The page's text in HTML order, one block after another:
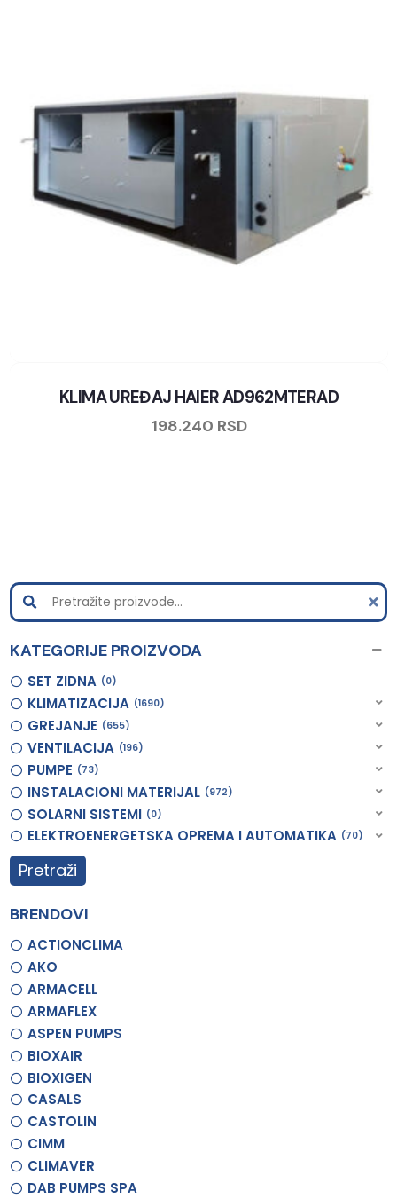
KLIMA UREĐAJ HAIER AD962MTERAD
198.240 RSD
KATEGORIJE PROIZVODA
SET ZIDNA 0
KLIMATIZACIJA 1690
GREJANJE 655
VENTILACIJA 196
PUMPE 73
INSTALACIONI MATERIJAL 972
SOLARNI SISTEMI 0
ELEKTROENERGETSKA OPREMA I AUTOMATIKA 70
Pretraži
BRENDOVI
ACTIONCLIMA
AKO
ARMACELL
ARMAFLEX
ASPEN PUMPS
BIOXAIR
BIOXIGEN
CASALS
CASTOLIN
CIMM
CLIMAVER
DAB PUMPS SPA